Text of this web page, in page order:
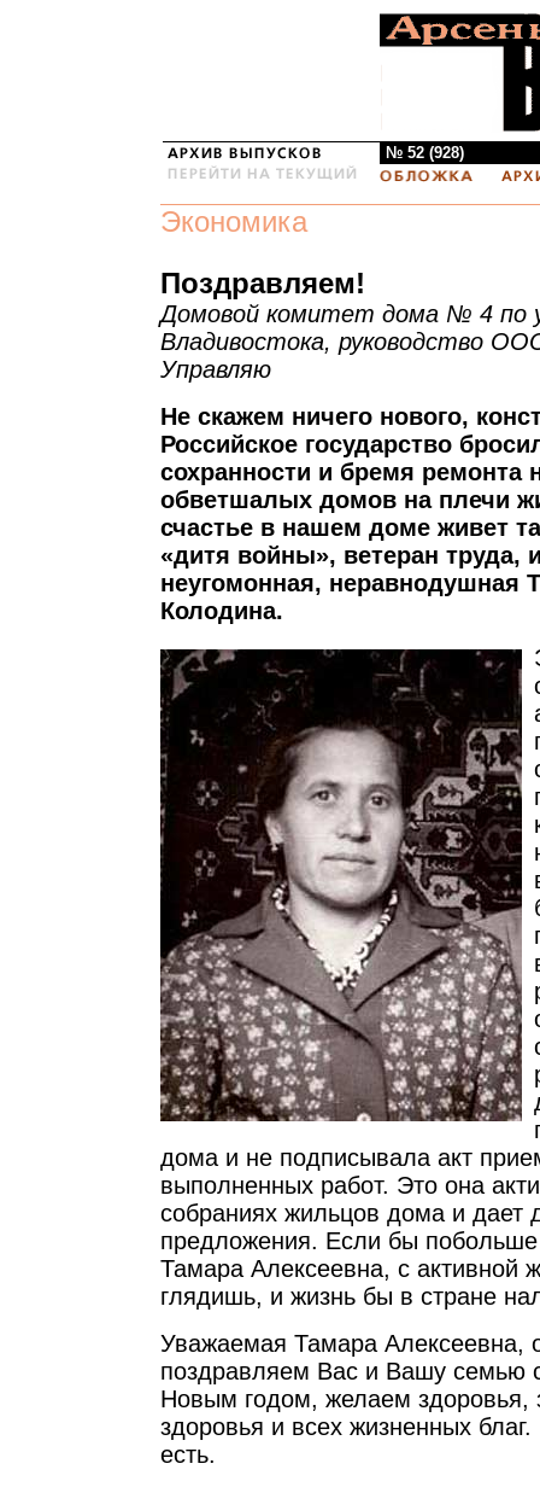
№ 52 (928)
Экономика
Поздравляем!
Домовой комитет дома № 4 по
Владивостока, руководство
Управляю
Не скажем ничего нового,
Российское государство
сохранности и бремя
обветшалых домов на плечи
счастье в нашем доме живет
«дитя войны», ветеран труда,
неугомонная, неравнодушная
Колодина.
дома и не подписывала акт
выполненных работ. Это она
собраниях жильцов дома и дает
предложения. Если бы побольше
Тамара Алексеевна, с активной
глядишь, и жизнь бы в стране
Уважаемая Тамара Алексеевна,
поздравляем Вас и Вашу семью
Новым годом, желаем здоровья,
здоровья и всех жизненных
есть.